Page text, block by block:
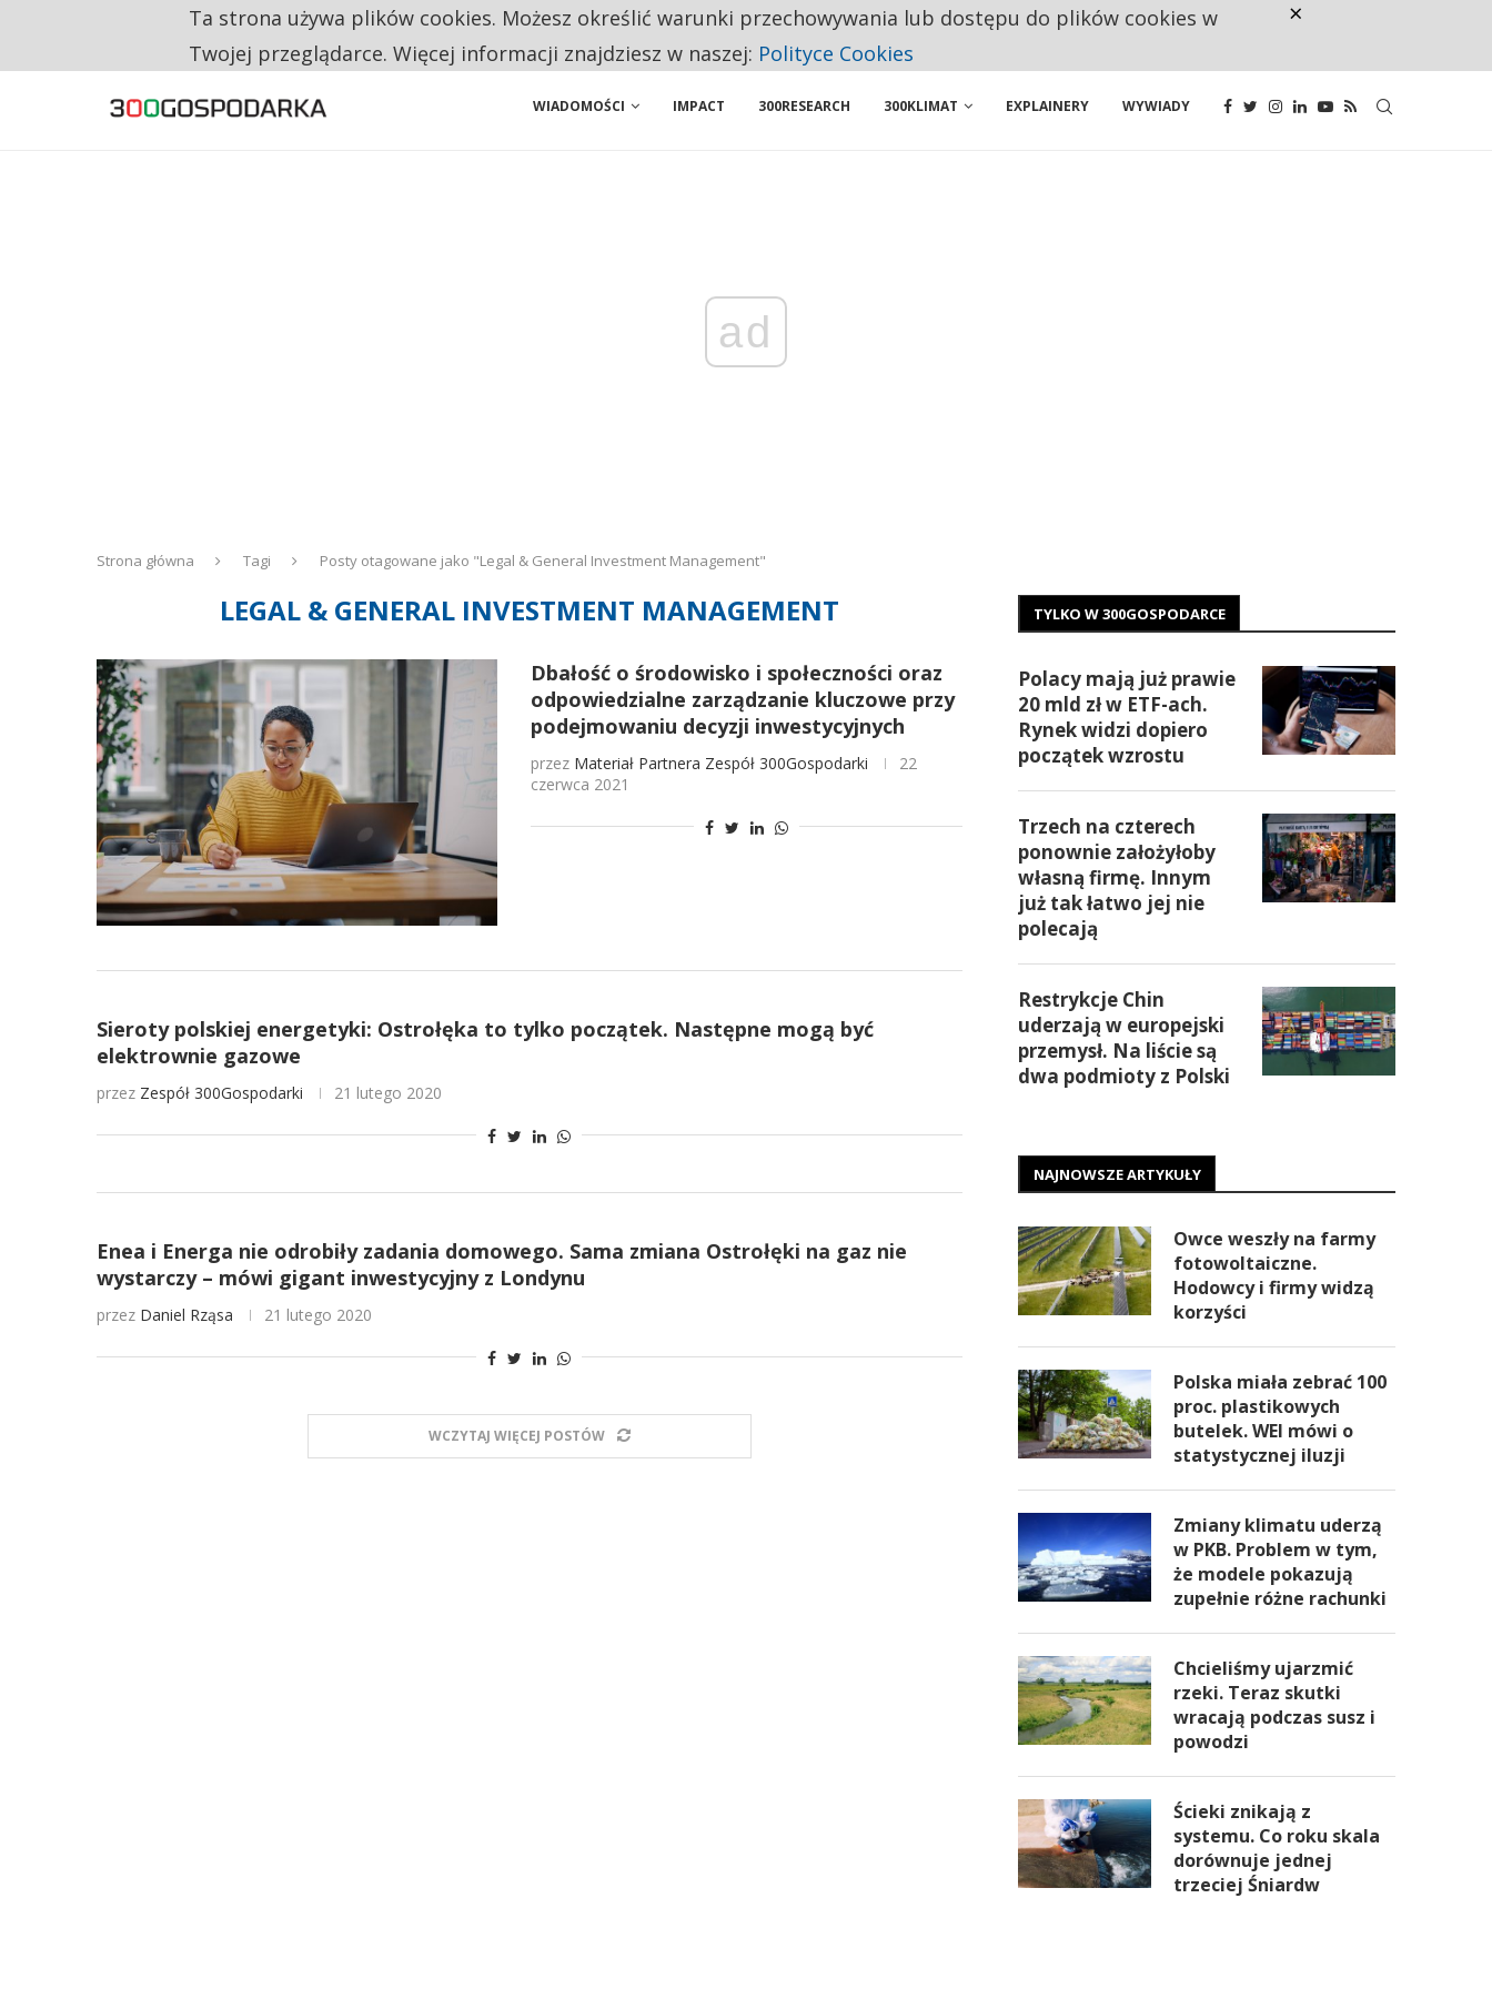
TRZECH NA CZTERECH PONOWNIE ZAŁOŻYŁOBY WŁASNĄ FIRMĘ. INNYM JUŻ TAK ŁATWO JEJ NIE POLECAJĄ
WIADOMOŚCI IMPACT 300RESEARCH 300KLIMAT EXPLAINERY WYWIADY
ad
Strona główna Tagi Posty otagowane jako "Legal & General Investment Management"
LEGAL & GENERAL INVESTMENT MANAGEMENT
Dbałość o środowisko i społeczności oraz
odpowiedzialne zarządzanie kluczowe przy
podejmowaniu decyzji inwestycyjnych
przez Materiał Partnera Zespół 300Gospodarki
22
czerwca 2021
Sieroty polskiej energetyki: Ostrołęka to tylko początek. Następne mogą być
elektrownie gazowe
przez Zespół 300Gospodarki 21 lutego 2020
Enea i Energa nie odrobiły zadania domowego. Sama zmiana Ostrołęki na gaz nie
wystarczy – mówi gigant inwestycyjny z Londynu
przez Daniel Rząsa 21 lutego 2020
WCZYTAJ WIĘCEJ POSTÓW
TYLKO W 300GOSPODARCE
Polacy mają już prawie
20 mld zł w ETF-ach.
Rynek widzi dopiero
początek wzrostu
Trzech na czterech
ponownie założyłoby
własną firmę. Innym
już tak łatwo jej nie
polecają
Restrykcje Chin
uderzają w europejski
przemysł. Na liście są
dwa podmioty z Polski
NAJNOWSZE ARTYKUŁY
Owce weszły na farmy
fotowoltaiczne.
Hodowcy i firmy widzą
korzyści
Polska miała zebrać 100
proc. plastikowych
butelek. WEI mówi o
statystycznej iluzji
Zmiany klimatu uderzą
w PKB. Problem w tym,
że modele pokazują
zupełnie różne rachunki
Chcieliśmy ujarzmić
rzeki. Teraz skutki
wracają podczas susz i
powodzi
Ścieki znikają z
systemu. Co roku skala
dorównuje jednej
trzeciej Śniardw
Ta strona używa plików cookies. Możesz określić warunki przechowywania lub dostępu do plików cookies w
Twojej przeglądarce. Więcej informacji znajdziesz w naszej: Polityce Cookies
×